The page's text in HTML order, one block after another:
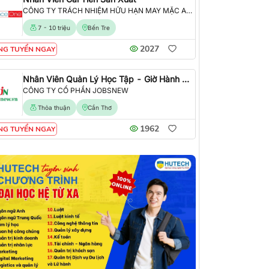
CÔNG TY TRÁCH NHIỆM HỮU HẠN MAY MẶC ALLIANCE ONE
7 - 10 triệu Bến Tre
TUYỂN NGAY 2027
Nhân Viên Quản Lý Học Tập - Giờ Hành Chính
CÔNG TY CỔ PHẦN JOBSNEW
Thỏa thuận Cần Thơ
TUYỂN NGAY 1962